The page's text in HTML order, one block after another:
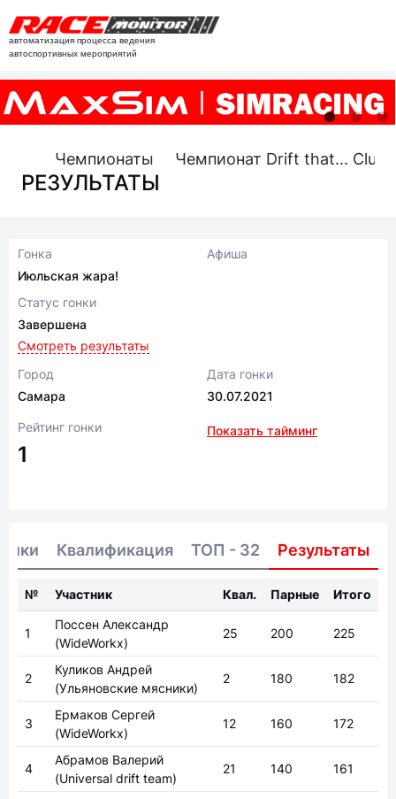
автоматизация процесса ведения
автоспортивных мероприятий
Чемпионаты Чемпионат Drift that...
РЕЗУЛЬТАТЫ
Гонка
Июльская жара!
Статус гонки
Завершена
Смотреть результаты
Афиша
Город
Самара
Дата гонки
30.07.2021
Рейтинг гонки
1
Показать тайминг
Квалификация ТОП - 32 Результаты
№ Участник Квал. Парные Итого
1
Поссен Александр
(WideWorkx)
25 200 225
2
Куликов Андрей
(Ульяновские мясники)
2 180 182
3
Ермаков Сергей
(WideWorkx)
12 160 172
4
Абрамов Валерий
(Universal drift team)
21 140 161